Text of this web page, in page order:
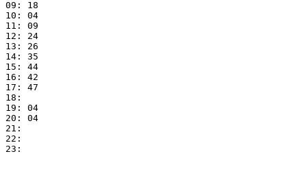
09: 18
10: 04
11: 09
12: 24
13: 26
14: 35
15: 44
16: 42
17: 47
18:
19: 04
20: 04
21:
22:
23: